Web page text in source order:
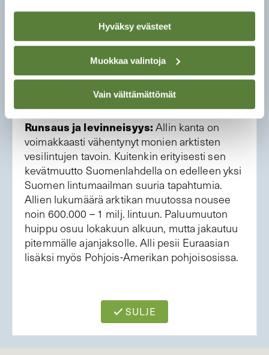
Hyväksy evästeet
Muokkaa valintoja
Vain välttämättömät
pikkujärvien sekä suolampareiden
rantaheinikossa ja varvikossa, pesä on usein
pensaan suojassa ja lapintiirayhdyskunnan
suojissa. Pesintä alkaa touko-kesäkuussa,
munia on 6–10, hautomisaika on noin 4 viikkoa
ja poikaset tulevat lentokykyisiksi noin 5–6
Runsaus ja levinneisyys: Allin kanta on
voimakkaasti vähentynyt monien arktisten
vesilintujen tavoin. Kuitenkin erityisesti sen
kevätmuutto Suomenlahdella on edelleen yksi
Suomen lintumaailman suuria tapahtumia.
Allien lukumäärä arktikan muutossa nousee
noin 600.000 – 1 milj. lintuun. Paluumuuton
huippu osuu lokakuun alkuun, mutta jakautuu
pitemmälle ajanjaksolle. Alli pesii Euraasian
lisäksi myös Pohjois-Amerikan pohjoisosissa.
SULJE